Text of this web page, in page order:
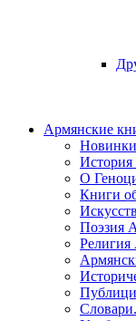
Армянские
Новинки
О
Книги
Поэзия